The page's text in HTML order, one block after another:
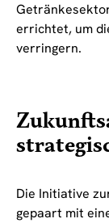
errichtet, um
verringern.
Die Initiative
gepaart mit